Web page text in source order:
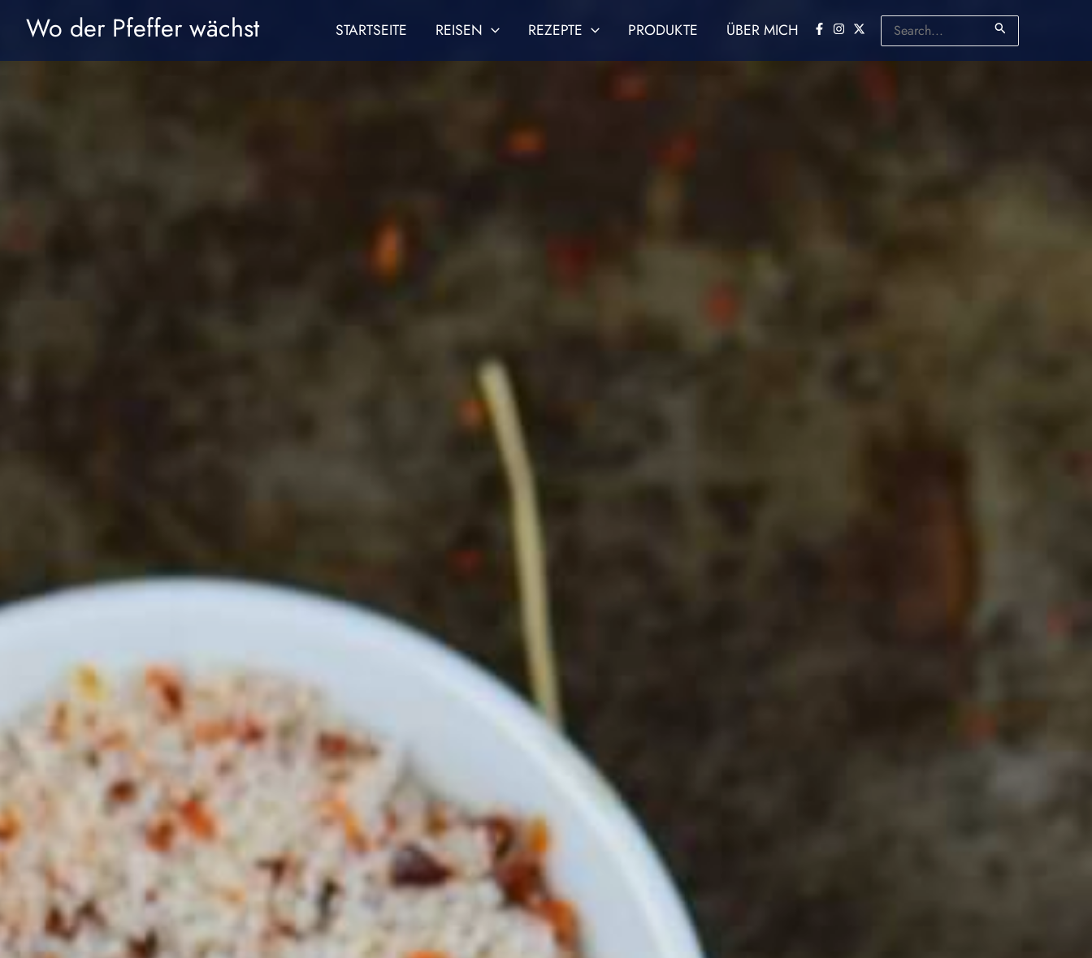
Inhalt
springen
Wo der Pfeffer wächst STARTSEITE REISEN REZEPTE PRODUKTE ÜBER MICH
Suchen
nach: